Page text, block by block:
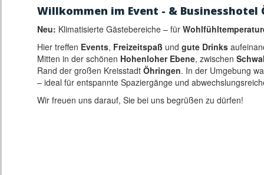
Willkommen im Event - & Businesshotel
Neu: Klimatisierte Gästebereiche – für
Hier treffen Events, Freizeitspaß und gute Drinks
Mitten in der schönen Hohenloher Ebene, zwischen
Rand der großen Kreisstadt Öhringen. In der Umgebung
– ideal für entspannte Spaziergänge und
Wir freuen uns darauf, Sie bei uns begrüßen zu dürfen!